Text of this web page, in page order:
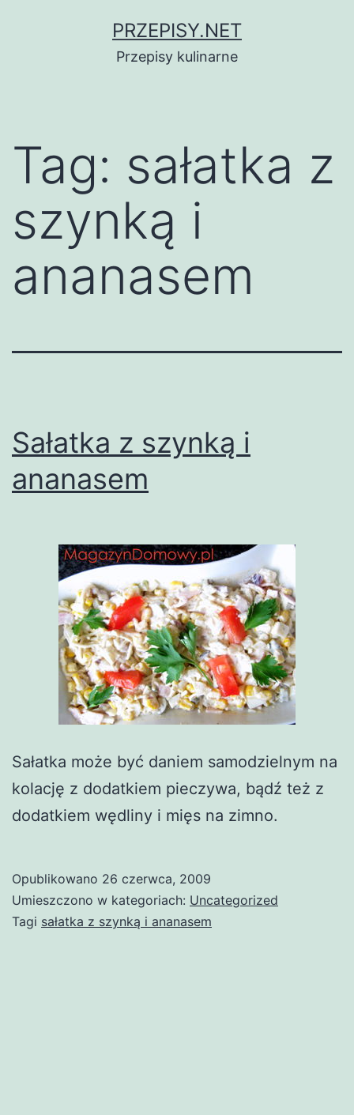
PRZEPISY.NET
Przepisy kulinarne
Tag: sałatka z
szynką i
ananasem
Sałatka z szynką i
ananasem
Sałatka może być daniem samodzielnym na
kolację z dodatkiem pieczywa, bądź też z
dodatkiem wędliny i mięs na zimno.
Opublikowano 26 czerwca, 2009
Umieszczono w kategoriach: Uncategorized
Tagi sałatka z szynką i ananasem